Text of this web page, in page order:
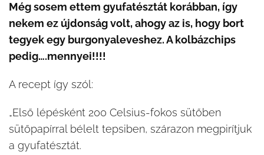
Még sosem ettem gyufatésztát korábban, így
nekem ez újdonság volt, ahogy az is, hogy bort
tegyek egy burgonyaleveshez. A kolbázchips
pedig….mennyei!!!!
A recept így szól:
„Első lépésként 200 Celsius-fokos sütőben
sütőpapírral bélelt tepsiben, szárazon megpirítjuk
a gyufatésztát.